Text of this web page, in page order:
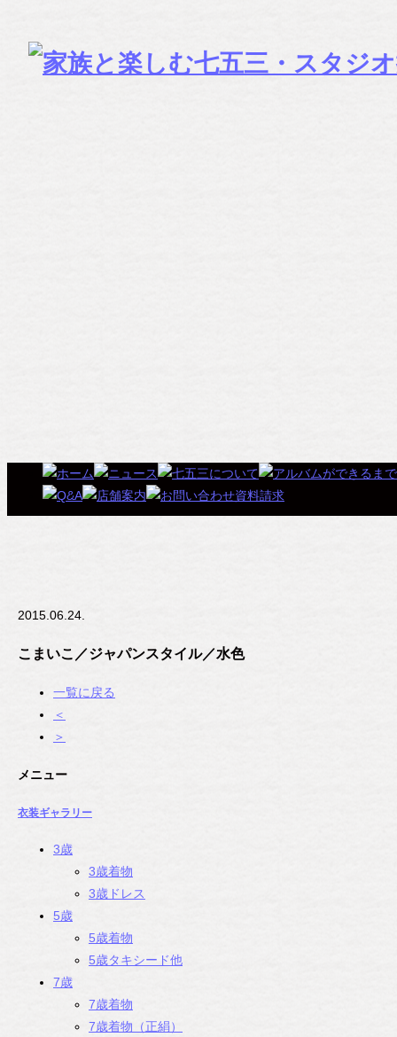
2015.06.24.
こまいこ／ジャパンスタイル／水色
一覧に戻る
＜
＞
メニュー
衣装ギャラリー
3歳
3歳着物
3歳ドレス
5歳
5歳着物
5歳タキシード他
7歳
7歳着物
7歳着物（正絹）